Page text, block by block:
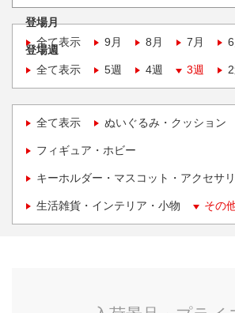
登場月
全て表示
9月 8月 7月
登場週
全て表示
5週 4週 3週
全て表示 ぬいぐるみ・クッション
フィギュア・ホビー
キーホルダー・マスコット・アクセサ
生活雑貨・インテリア・小物 その